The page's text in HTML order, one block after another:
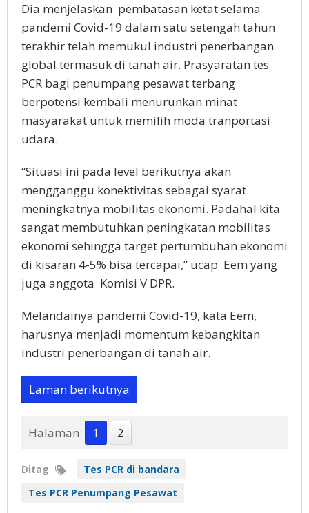
Dia menjelaskan pembatasan ketat selama
pandemi Covid-19 dalam satu setengah tahun
terakhir telah memukul industri penerbangan
global termasuk di tanah air. Prasyaratan tes
PCR bagi penumpang pesawat terbang
berpotensi kembali menurunkan minat
masyarakat untuk memilih moda tranportasi
udara.
“Situasi ini pada level berikutnya akan
mengganggu konektivitas sebagai syarat
meningkatnya mobilitas ekonomi. Padahal kita
sangat membutuhkan peningkatan mobilitas
ekonomi sehingga target pertumbuhan ekonomi
di kisaran 4-5% bisa tercapai,” ucap Eem yang
juga anggota Komisi V DPR.
Melandainya pandemi Covid-19, kata Eem,
harusnya menjadi momentum kebangkitan
industri penerbangan di tanah air.
Laman berikutnya
Halaman: 1 2
Ditag
Tes PCR di bandara
Tes PCR Penumpang Pesawat